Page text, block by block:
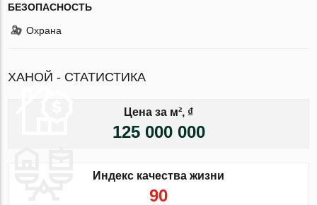
БЕЗОПАСНОСТЬ
Охрана
ХАНОЙ - СТАТИСТИКА
Цена за м², ₫
125 000 000
Индекс качества жизни
90